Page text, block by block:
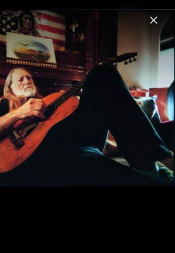
Menu
Musik Videos Biografie